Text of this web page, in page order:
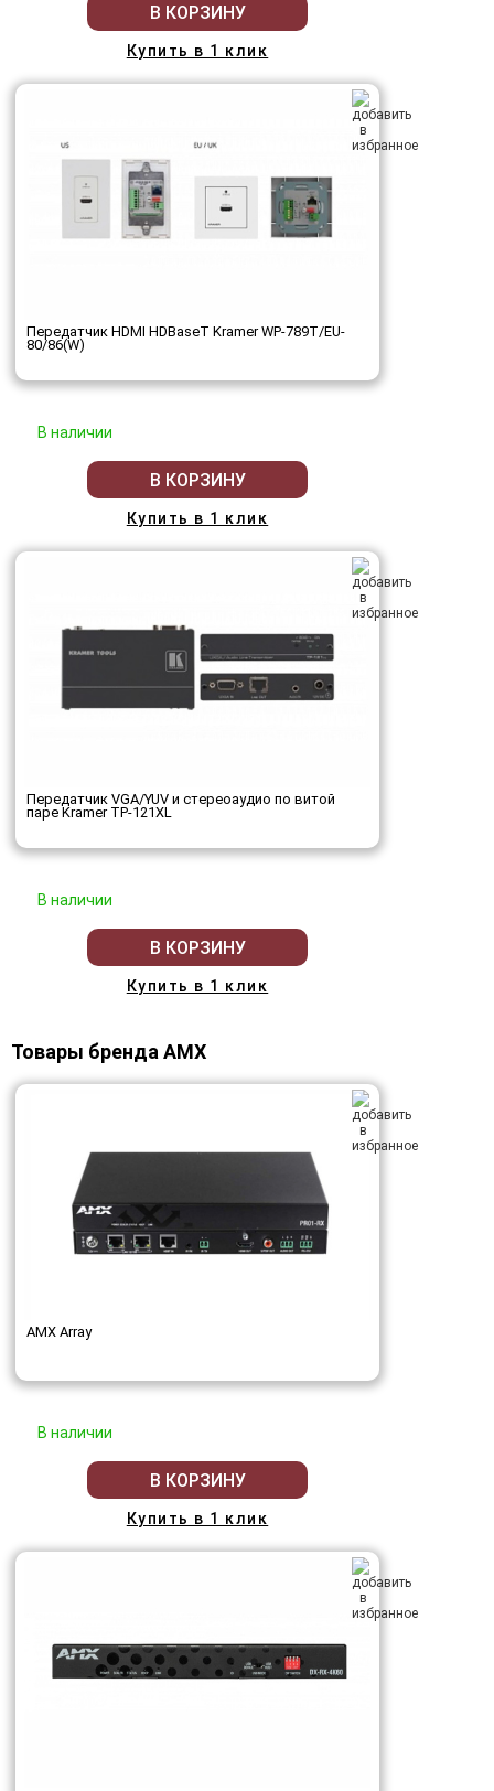
В КОРЗИНУ
Купить в 1 клик
Передатчик HDMI HDBaseT Kramer WP-789T/EU-
80/86(W)
В наличии
В КОРЗИНУ
Купить в 1 клик
Передатчик VGA/YUV и стереоаудио по витой
паре Kramer TP-121XL
В наличии
В КОРЗИНУ
Купить в 1 клик
Товары бренда AMX
AMX Array
В наличии
В КОРЗИНУ
Купить в 1 клик